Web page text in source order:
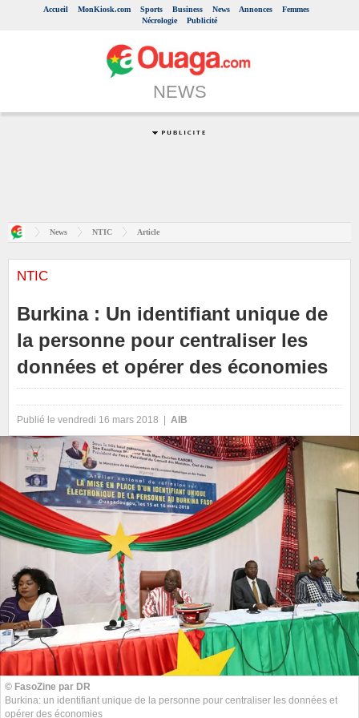
Accueil MonKiosk.com Sports Business News Annonces
Femmes
Nécrologie
Publicité
NEWS
News NTIC Article
NTIC
Burkina : Un identifiant unique de
la personne pour centraliser les
données et opérer des économies
Publié le vendredi 16 mars 2018 | AIB
© FasoZine par DR
Burkina: un identifiant unique de la personne pour centraliser les données et
opérer des économies